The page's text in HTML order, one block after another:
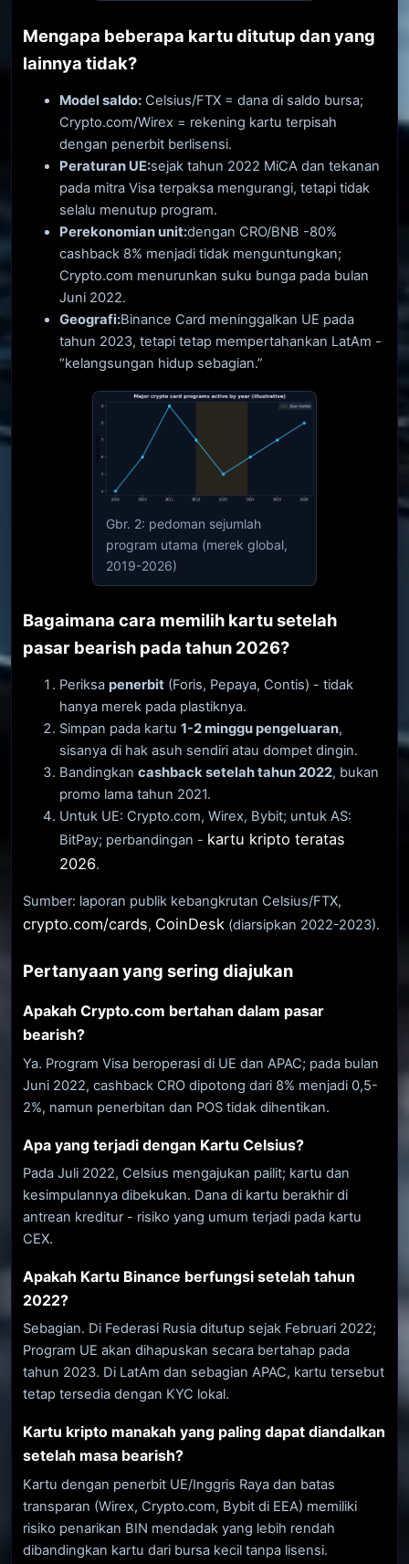
Mengapa beberapa kartu ditutup dan yang
lainnya tidak?
Model saldo: Celsius/FTX = dana di saldo bursa;
Crypto.com/Wirex = rekening kartu terpisah
dengan penerbit berlisensi.
Peraturan UE:sejak tahun 2022 MiCA dan tekanan
pada mitra Visa terpaksa mengurangi, tetapi tidak
selalu menutup program.
Perekonomian unit:dengan CRO/BNB -80%
cashback 8% menjadi tidak menguntungkan;
Crypto.com menurunkan suku bunga pada bulan
Juni 2022.
Geografi:Binance Card meninggalkan UE pada
tahun 2023, tetapi tetap mempertahankan LatAm -
“kelangsungan hidup sebagian.”
Gbr. 2: pedoman sejumlah
program utama (merek global,
2019-2026)
Bagaimana cara memilih kartu setelah
pasar bearish pada tahun 2026?
Periksa penerbit (Foris, Pepaya, Contis) - tidak
hanya merek pada plastiknya.
Simpan pada kartu 1-2 minggu pengeluaran,
sisanya di hak asuh sendiri atau dompet dingin.
Bandingkan cashback setelah tahun 2022, bukan
promo lama tahun 2021.
Untuk UE: Crypto.com, Wirex, Bybit; untuk AS:
BitPay; perbandingan - kartu kripto teratas
2026.
Sumber: laporan publik kebangkrutan Celsius/FTX,
crypto.com/cards, CoinDesk (diarsipkan 2022-2023).
Pertanyaan yang sering diajukan
Apakah Crypto.com bertahan dalam pasar
bearish?
Ya. Program Visa beroperasi di UE dan APAC; pada bulan
Juni 2022, cashback CRO dipotong dari 8% menjadi 0,5-
2%, namun penerbitan dan POS tidak dihentikan.
Apa yang terjadi dengan Kartu Celsius?
Pada Juli 2022, Celsius mengajukan pailit; kartu dan
kesimpulannya dibekukan. Dana di kartu berakhir di
antrean kreditur - risiko yang umum terjadi pada kartu
CEX.
Apakah Kartu Binance berfungsi setelah tahun
2022?
Sebagian. Di Federasi Rusia ditutup sejak Februari 2022;
Program UE akan dihapuskan secara bertahap pada
tahun 2023. Di LatAm dan sebagian APAC, kartu tersebut
tetap tersedia dengan KYC lokal.
Kartu kripto manakah yang paling dapat diandalkan
setelah masa bearish?
Kartu dengan penerbit UE/Inggris Raya dan batas
transparan (Wirex, Crypto.com, Bybit di EEA) memiliki
risiko penarikan BIN mendadak yang lebih rendah
dibandingkan kartu dari bursa kecil tanpa lisensi.